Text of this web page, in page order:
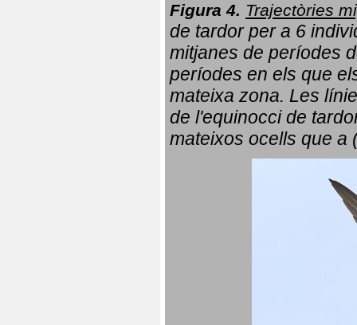
Figura 4. Trajectòries
de tardor per a 6
mitjanes de períodes
períodes en els que
mateixa zona. Les
de l'equinocci de
mateixos ocells que a